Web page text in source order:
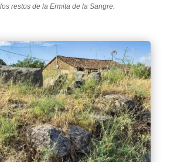
restos de la Ermita de la Sangre.